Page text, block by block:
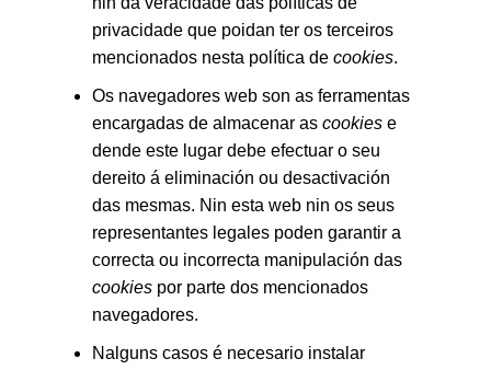
privacidade que poidan ter os terceiros
mencionados nesta política de cookies.
Os navegadores web son as ferramentas
encargadas de almacenar as cookiese
dende este lugar debe efectuar o seu
dereito á eliminación ou desactivación
das mesmas. Nin esta web nin os seus
representantes legales poden garantir a
correcta ou incorrecta manipulación das
cookiespor parte dos mencionados
navegadores.
Nalguns casos é necesario instalar